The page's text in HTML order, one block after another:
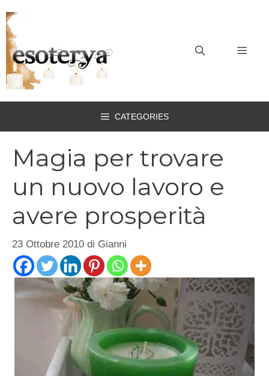
al
contenuto
CATEGORIES
Magia per trovare
un nuovo lavoro e
avere prosperità
23 Ottobre 2010 di Gianni